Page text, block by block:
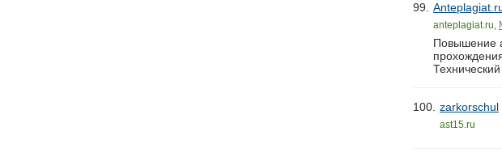
99.
anteplagiat.ru,
Повышение
100. zarkorschul
ast15.ru